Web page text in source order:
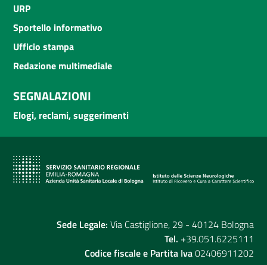
URP
Sportello informativo
Ufficio stampa
Redazione multimediale
SEGNALAZIONI
Elogi, reclami, suggerimenti
Sede Legale: Via Castiglione, 29 - 40124 Bologna
Tel. +39.051.6225111
Codice fiscale e Partita Iva02406911202